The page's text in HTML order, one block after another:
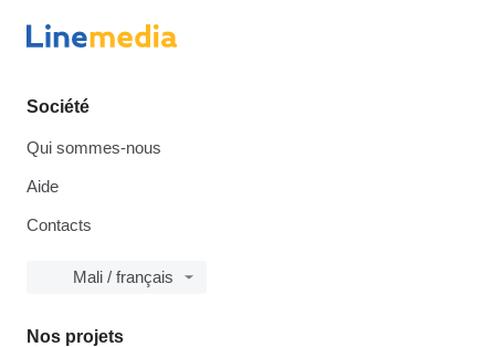
Société
Qui sommes-nous
Aide
Contacts
Mali / français
Nos projets